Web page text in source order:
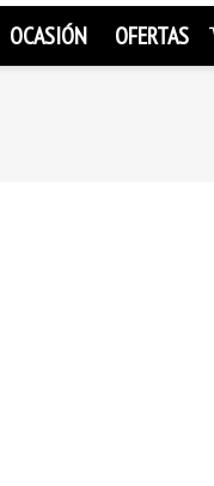
OCASIÓN OFERTAS